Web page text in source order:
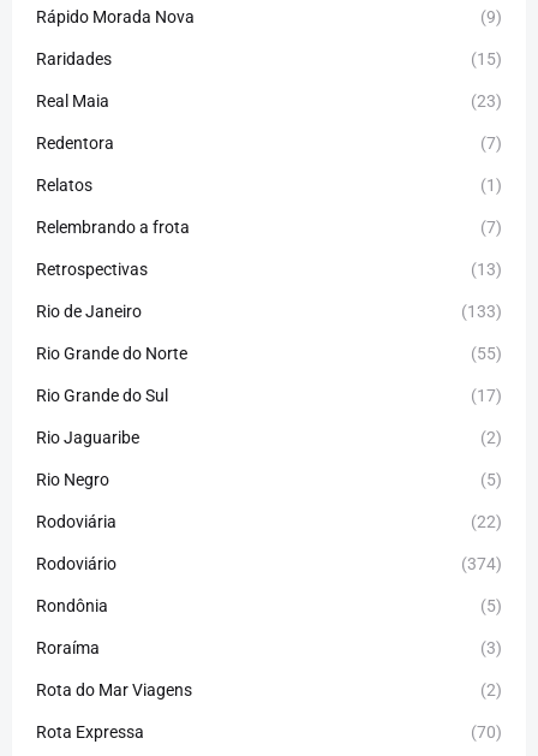
Rápido Morada Nova (9)
Raridades (15)
Real Maia (23)
Redentora (7)
Relatos (1)
Relembrando a frota (7)
Retrospectivas (13)
Rio de Janeiro (133)
Rio Grande do Norte (55)
Rio Grande do Sul (17)
Rio Jaguaribe (2)
Rio Negro (5)
Rodoviária (22)
Rodoviário (374)
Rondônia (5)
Roraíma (3)
Rota do Mar Viagens (2)
Rota Expressa (70)